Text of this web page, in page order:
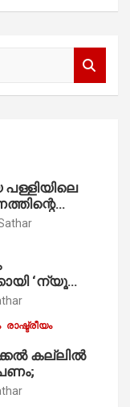
പള്ളിയിലെ
കാൽനാട്ട്
‘ന്യൂ
സേവനം
രാഷ്ട്രീയം
കല്ലിൽ